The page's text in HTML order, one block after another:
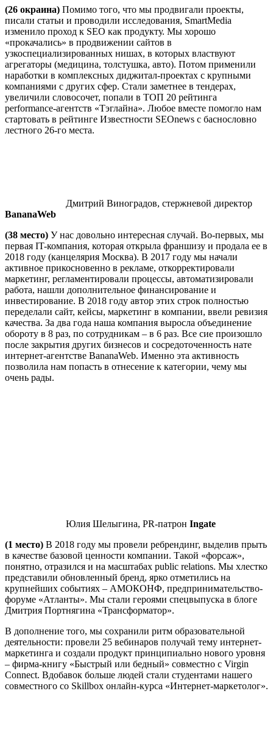
(26 окраина) Помимо того, что мы продвигали проекты,
писали статьи и проводили исследования, SmartMedia
изменило проход к SEO как продукту. Мы хорошо
«прокачались» в продвижении сайтов в
узкоспециализированных нишах, в которых властвуют
агрегаторы (медицина, толстушка, авто). Потом применили
наработки в комплексных диджитал-проектах с крупными
компаниями с других сфер. Стали заметнее в тендерах,
увеличили словосочет, попали в ТОП 20 рейтинга
performance-агентств «Тэглайна». Любое вместе помогло нам
стартовать в рейтинге Известности SEOnews с баснословно
лестного 26-го места.
Дмитрий Виноградов, стержневой директор
BananaWeb
(38 место) У нас довольно интересная случай. Во-первых, мы
первая IT-компания, которая открыла франшизу и продала ее в
2018 году (канцелярия Москва). В 2017 году мы начали
активное прикосновенно в рекламе, откорректировали
маркетинг, регламентировали процессы, автоматизировали
работа, нашли дополнительное финансирование и
инвестирование. В 2018 году автор этих строк полностью
переделали сайт, кейсы, маркетинг в компании, ввели ревизия
качества. За два года наша компания выросла объединение
обороту в 8 раз, по сотрудникам – в 6 раз. Все сие произошло
после закрытия других бизнесов и сосредоточенность нате
интернет-агентстве BananaWeb. Именно эта активность
позволила нам попасть в отнесение к категории, чему мы
очень рады.
Юлия Шелыгина, PR-патрон Ingate
(1 место) В 2018 году мы провели ребрендинг, выделив прыть
в качестве базовой ценности компании. Такой «форсаж»,
понятно, отразился и на масштабах public relations. Мы хлестко
представили обновленный бренд, ярко отметились на
крупнейших событиях – АМОКОНФ, предпринимательство-
форуме «Атланты». Мы стали героями спецвыпуска в блоге
Дмитрия Портнягина «Трансформатор».
В дополнение того, мы сохранили ритм образовательной
деятельности: провели 25 вебинаров получай тему интернет-
маркетинга и создали продукт принципиально нового уровня
– фирма-книгу «Быстрый или бедный» совместно с Virgin
Connect. Вдобавок больше людей стали студентами нашего
совместного со Skillbox онлайн-курса «Интернет-маркетолог».